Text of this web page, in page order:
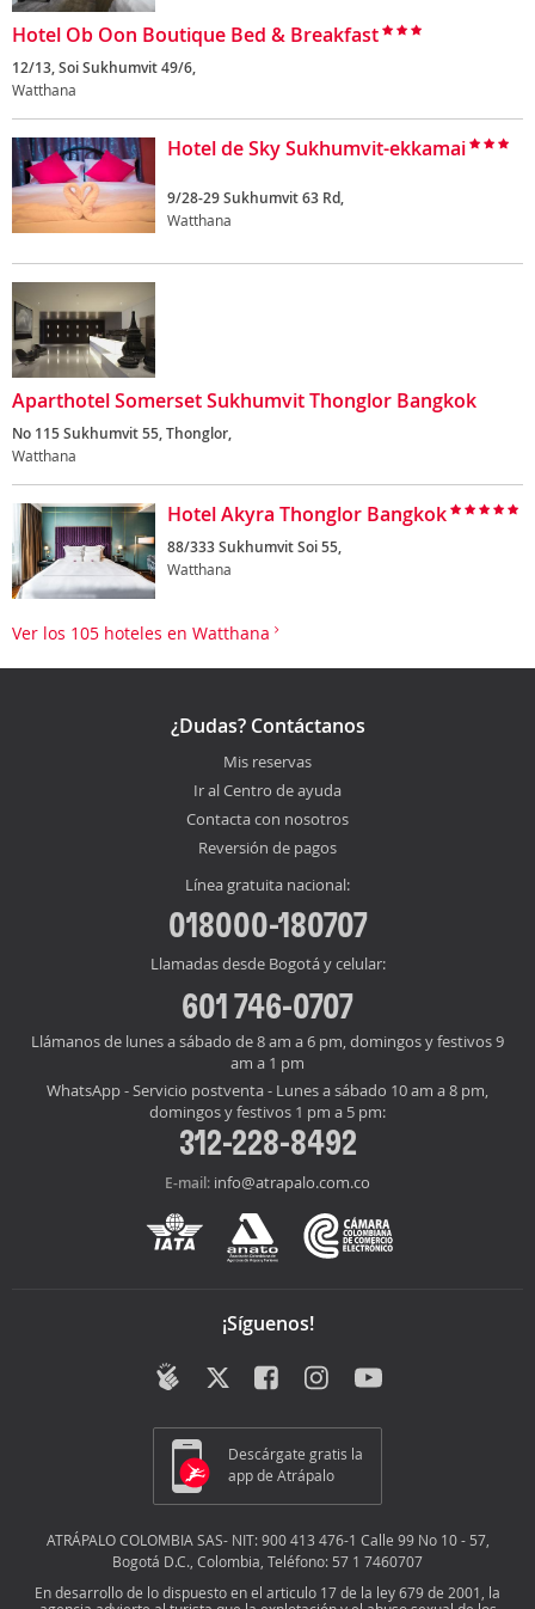
Hotel Ob Oon Boutique Bed & Breakfast
12/13, Soi Sukhumvit 49/6,
Watthana
Hotel de Sky Sukhumvit-ekkamai
9/28-29 Sukhumvit 63 Rd,
Watthana
Aparthotel Somerset Sukhumvit Thonglor Bangkok
No 115 Sukhumvit 55, Thonglor,
Watthana
Hotel Akyra Thonglor Bangkok
88/333 Sukhumvit Soi 55,
Watthana
Ver los 105 hoteles en Watthana
¿Dudas? Contáctanos
Mis reservas
Ir al Centro de ayuda
Contacta con nosotros
Reversión de pagos
Línea gratuita nacional:
018000-180707
Llamadas desde Bogotá y celular:
601 746-0707
Llámanos de lunes a sábado de 8 am a 6 pm, domingos y festivos 9
am a 1 pm
WhatsApp - Servicio postventa - Lunes a sábado 10 am a 8 pm,
domingos y festivos 1 pm a 5 pm:
312-228-8492
E-mail: info@atrapalo.com.co
¡Síguenos!
Descárgate gratis la
app de Atrápalo
ATRÁPALO COLOMBIA SAS- NIT: 900 413 476-1 Calle 99 No 10 - 57,
Bogotá D.C., Colombia, Teléfono: 57 1 7460707
En desarrollo de lo dispuesto en el articulo 17 de la ley 679 de 2001, la